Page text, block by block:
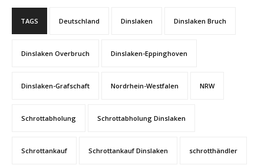
TAGS Deutschland Dinslaken Dinslaken Bruch
Dinslaken Overbruch Dinslaken-Eppinghoven
Dinslaken-Grafschaft Nordrhein-Westfalen NRW
Schrottabholung Schrottabholung Dinslaken
Schrottankauf Schrottankauf Dinslaken schrotthändler